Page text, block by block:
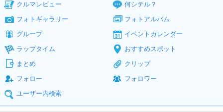
クルマレビュー
何シテル？
フォトギャラリー
フォトアルバム
グループ
イベントカレンダー
ラップタイム
おすすめスポット
まとめ
クリップ
フォロー
フォロワー
ユーザー内検索